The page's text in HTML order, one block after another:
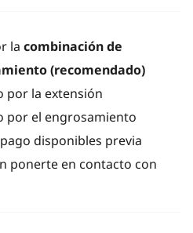
la combinación de
(recomendado)
por la extensión
por el engrosamiento
disponibles previa
ponerte en contacto con